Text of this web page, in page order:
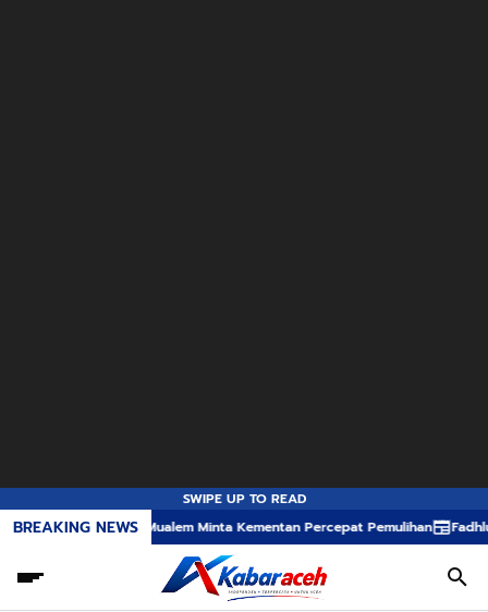
SWIPE UP TO READ
BREAKING NEWS
Bencana, Mualem Minta Kementan Percepat Pemulihan Fadhlullah: